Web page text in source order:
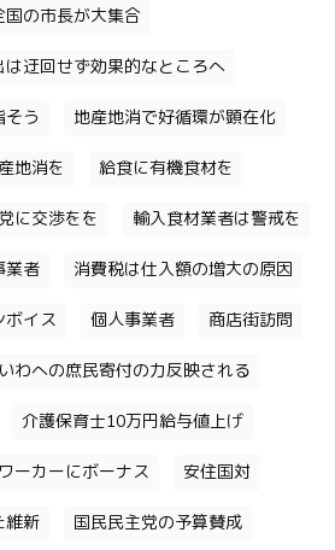
国の市長が大集合
は迂回せず効果的なところへ
う 地産地消で好循環が顕在化
地消を 給食に有機食材を
に交渉をを 輸入食材業者は警戒を
業者 消費税は仕入額の増大の原因
ボイス 個人事業者 商店街訪問
わへの庶民寄付の力反映される
介護保育士10万円給与値上げ
ーカーにボーナス 安住国対
維新 国民民主党の予算賛成